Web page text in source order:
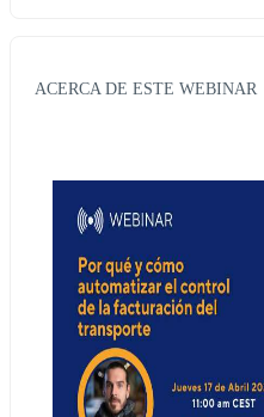
ACERCA DE ESTE WEBINAR